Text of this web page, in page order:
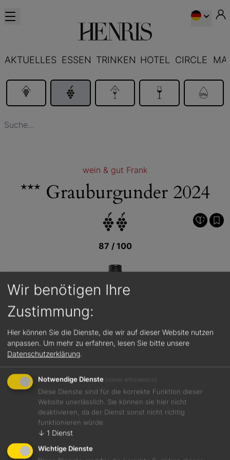
AKTUELLES ESSEN TRINKEN HOTEL CIRCLE
wein & gut Frank
*** Grauburgunder 2024
87 / 100
Jetzt teilen
Wir benötigen Ihre
Zustimmung:
Hier können Sie die Dienste, die wir auf dieser Website nutzen
anpassen. Um mehr zu erfahren, lesen Sie bitte unsere
Datenschutzerklärung.
Notwendige Dienste (immer erforderlich)
Diese Dienste sind für die korrekte Funktion dieser
Website unerlässlich. Sie können sie hier nicht
deaktivieren, da der Dienst sonst nicht richtig
funktionieren würde.
↓ 1 Dienst
Wichtige Dienste